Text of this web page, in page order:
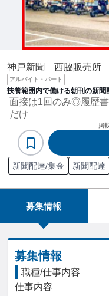
神戸新聞 西脇販売所
アルバイト・パート
扶養範囲内で働ける朝刊の新聞
面接は1回のみ◎履歴
だけ
掲
新聞配達/集金 新聞配達
募集情報
募集情報
職種/仕事内容
仕事内容